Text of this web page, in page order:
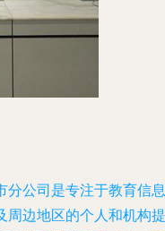
分公司是专注于教育信息
周边地区的个人和机构提